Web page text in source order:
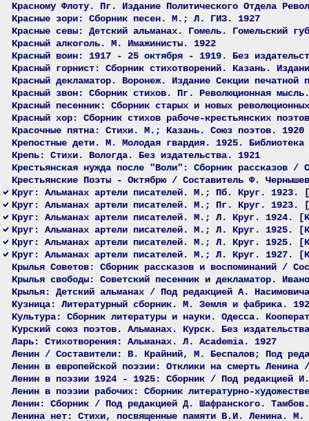
Красному Флоту. Пг. Издание Политического Отдела
Красные зори: Сборник песен. М.; Л. ГИЗ. 1927
Красные севы: Детский альманах. Гомель. Гомельский
Красный алкоголь. М. Имажинисты. 1922
Красный воин: 1917 - 25 октября - 1919. Без
Красный горнист: Сборник стихотворений. Казань.
Красный декламатор. Воронеж. Издание Секции
Красный звон: Сборник стихов. Пг. Революционная
Красный песенник: Сборник старых и новых
Красный хор: Сборник стихов рабоче-крестьянских
Красочные пятна: Стихи. М.; Казань. Союз поэтов. 1920
Крепостные дети. М. Молодая гвардия. 1925.
Крепь: Стихи. Вологда. Без издательства. 1921
Крестьянская нужда после "Воли": Сборник
Крестьянские Поэты - Октябрю / Составитель Ф.
Круг: Альманах артели писателей. М.; Пб. Круг.
Круг: Альманах артели писателей. М.; Пг. Круг.
Круг: Альманах артели писателей. М.; Л. Круг. 1924.
Круг: Альманах артели писателей. М.; Л. Круг. 1925.
Круг: Альманах артели писателей. М.; Л. Круг. 1925.
Круг: Альманах артели писателей. М.; Л. Круг. 1927.
Крылья Советов: Сборник рассказов и воспоминаний /
Крылья свободы: Советский песенник и декламатор.
Крылья: Детский альманах / Под редакцией А.
Кузница: Литературный сборник. М. Земля и фабрика.
Культура: Сборник литературы и науки. Одесса.
Курский союз поэтов. Альманах. Курск. Без
Ларь: Стихотворения: Альманах. Л. Academia. 1927
Ленин / Составители: В. Крайний, М. Беспалов; Под
Ленин в европейской поэзии: Отклики на смерть
Ленин в поэзии 1924 - 1925: Сборник / Под редакцией
Ленин в поэзии рабочих: Сборник литературно-
Ленин: Сборник / Под редакцией Д. Шафранского.
Ленина нет: Стихи, посвященные памяти В.И. Ленина.